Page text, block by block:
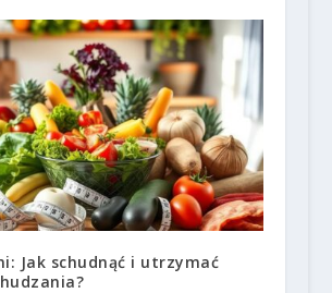
Jak schudnąć i utrzymać